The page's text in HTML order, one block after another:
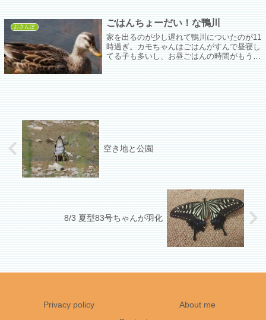
きなゴミが明日には片付きそうだった。
おさんぽ ごはんちょーだい！な鴨川
家を出るのが少し遅れて鴨川についたのが11
時過ぎ。カモちゃんはごはんがすんで昼寝し
てる子も多いし、お昼ごはんの時間がもうす
空き地と公園
8/3 夏型83号ちゃんが羽化
Privacy policy
About me